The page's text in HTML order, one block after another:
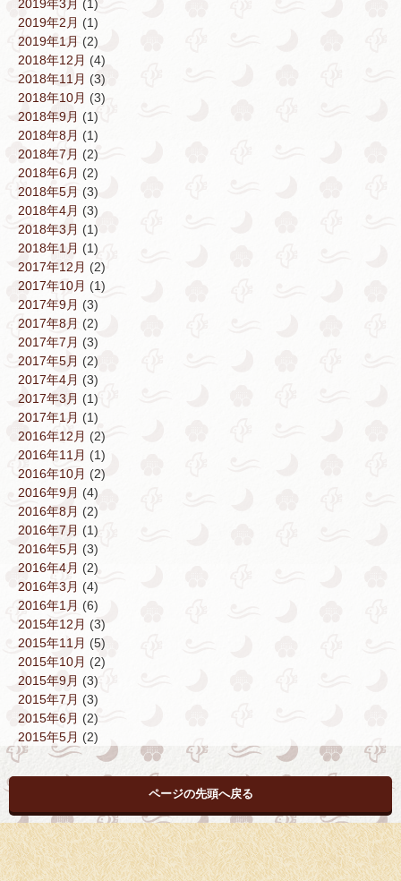
2019年3月 (1)
2019年2月 (1)
2019年1月 (2)
2018年12月 (4)
2018年11月 (3)
2018年10月 (3)
2018年9月 (1)
2018年8月 (1)
2018年7月 (2)
2018年6月 (2)
2018年5月 (3)
2018年4月 (3)
2018年3月 (1)
2018年1月 (1)
2017年12月 (2)
2017年10月 (1)
2017年9月 (3)
2017年8月 (2)
2017年7月 (3)
2017年5月 (2)
2017年4月 (3)
2017年3月 (1)
2017年1月 (1)
2016年12月 (2)
2016年11月 (1)
2016年10月 (2)
2016年9月 (4)
2016年8月 (2)
2016年7月 (1)
2016年5月 (3)
2016年4月 (2)
2016年3月 (4)
2016年1月 (6)
2015年12月 (3)
2015年11月 (5)
2015年10月 (2)
2015年9月 (3)
2015年7月 (3)
2015年6月 (2)
2015年5月 (2)
ページの先頭へ戻る